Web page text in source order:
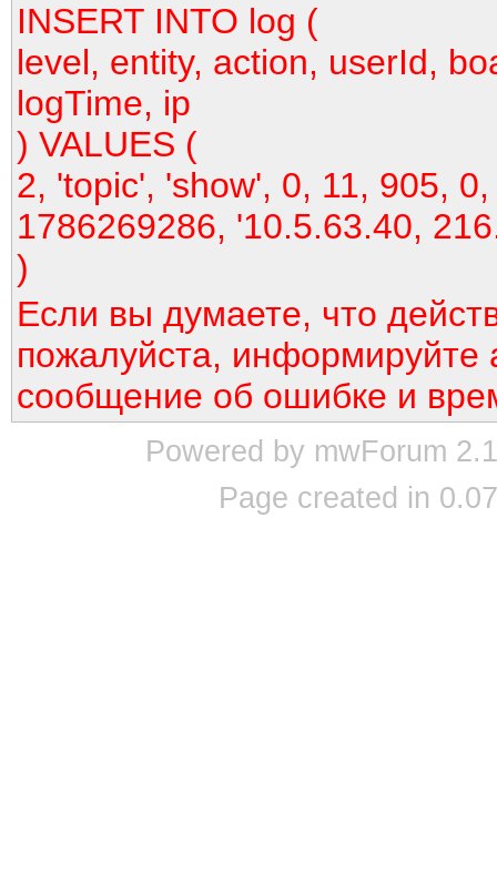
INSERT INTO log (
level, entity, action, userId,
logTime, ip
) VALUES (
2, 'topic', 'show', 0, 11, 905,
1786269286, '10.5.63.40,
)
Если вы думаете, что
пожалуйста, информируйте
сообщение об ошибке и
Powered by mwForum
Page created in